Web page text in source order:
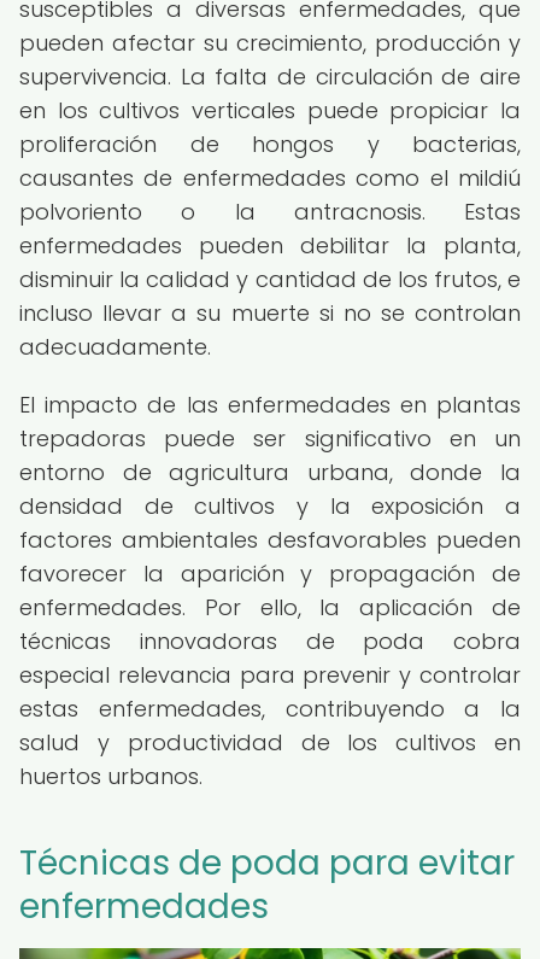
susceptibles a diversas enfermedades, que
pueden afectar su crecimiento, producción y
supervivencia. La falta de circulación de aire
en los cultivos verticales puede propiciar la
proliferación de hongos y bacterias,
causantes de enfermedades como el mildiú
polvoriento o la antracnosis. Estas
enfermedades pueden debilitar la planta,
disminuir la calidad y cantidad de los frutos, e
incluso llevar a su muerte si no se controlan
adecuadamente.
El impacto de las enfermedades en plantas
trepadoras puede ser significativo en un
entorno de agricultura urbana, donde la
densidad de cultivos y la exposición a
factores ambientales desfavorables pueden
favorecer la aparición y propagación de
enfermedades. Por ello, la aplicación de
técnicas innovadoras de poda cobra
especial relevancia para prevenir y controlar
estas enfermedades, contribuyendo a la
salud y productividad de los cultivos en
huertos urbanos.
Técnicas de poda para evitar
enfermedades